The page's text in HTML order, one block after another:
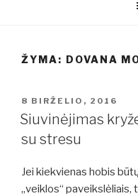
ŽYMA: DOVANA
PASKELBTA
8 BIRŽELIO, 2016
Siuvinėjimas
su stresu
Jei kiekvienas hobis
„veiklos“ paveikslėliais,